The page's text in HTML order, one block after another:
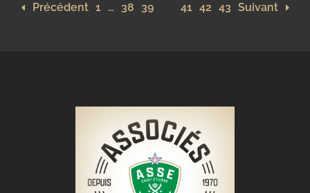
Précédent 1 … 38 39 41 42 43 Suivant